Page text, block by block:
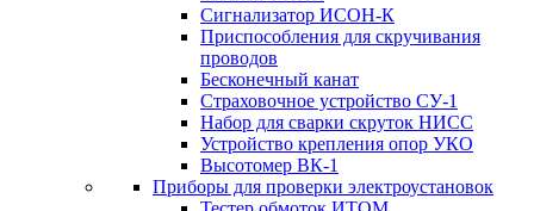
Сигнализатор ИСОН-К
Приспособления для скручивания
проводов
Бесконечный канат
Страховочное устройство СУ-1
Набор для сварки скруток НИСС
Устройство крепления опор УКО
Высотомер ВК-1
Приборы для проверки электроустановок